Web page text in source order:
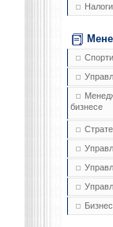
Налоги
бизнесе
Бизнес